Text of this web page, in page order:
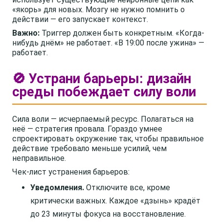
«якорь» для новых. Мозгу не нужно помнить о
действии — его запускает контекст.
Важно: Триггер должен быть конкретным. «Когда-
нибудь днём» не работает. «В 19:00 после ужина» —
работает.
🚫 Устрани барьеры: дизайн
среды побеждает силу воли
Сила воли — исчерпаемый ресурс. Полагаться на
неё — стратегия провала. Гораздо умнее
спроектировать окружение так, чтобы правильное
действие требовало меньше усилий, чем
неправильное.
Чек-лист устранения барьеров:
Уведомления. Отключите все, кроме
критически важных. Каждое «дзынь» крадёт
до 23 минуты фокуса на восстановление.